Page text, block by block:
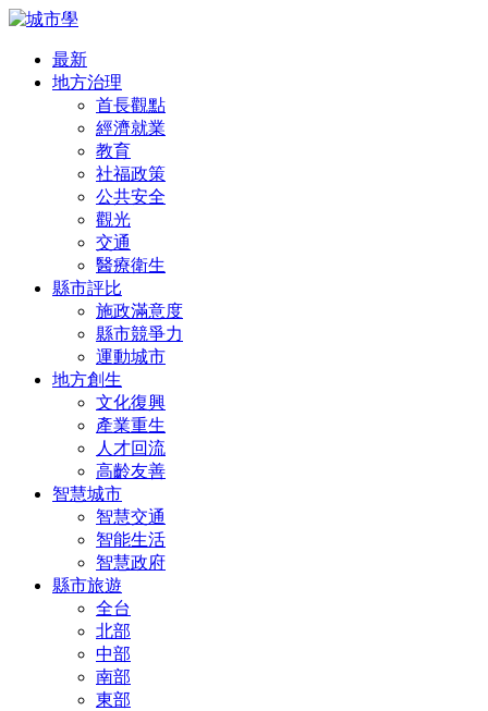
最新
地方治理
首長觀點
經濟就業
教育
社福政策
公共安全
觀光
交通
醫療衛生
縣市評比
施政滿意度
縣市競爭力
運動城市
地方創生
文化復興
產業重生
人才回流
高齡友善
智慧城市
智慧交通
智能生活
智慧政府
縣市旅遊
全台
北部
中部
南部
東部